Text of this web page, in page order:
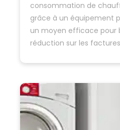
consommation de
grâce à un équipement
un moyen efficace pour
réduction sur les